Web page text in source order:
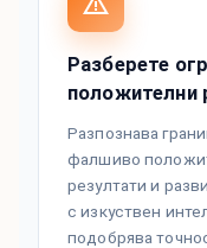
Разберете
положителни
Разпознава
фалшиво
резултати и
с изкуствен
подобрява